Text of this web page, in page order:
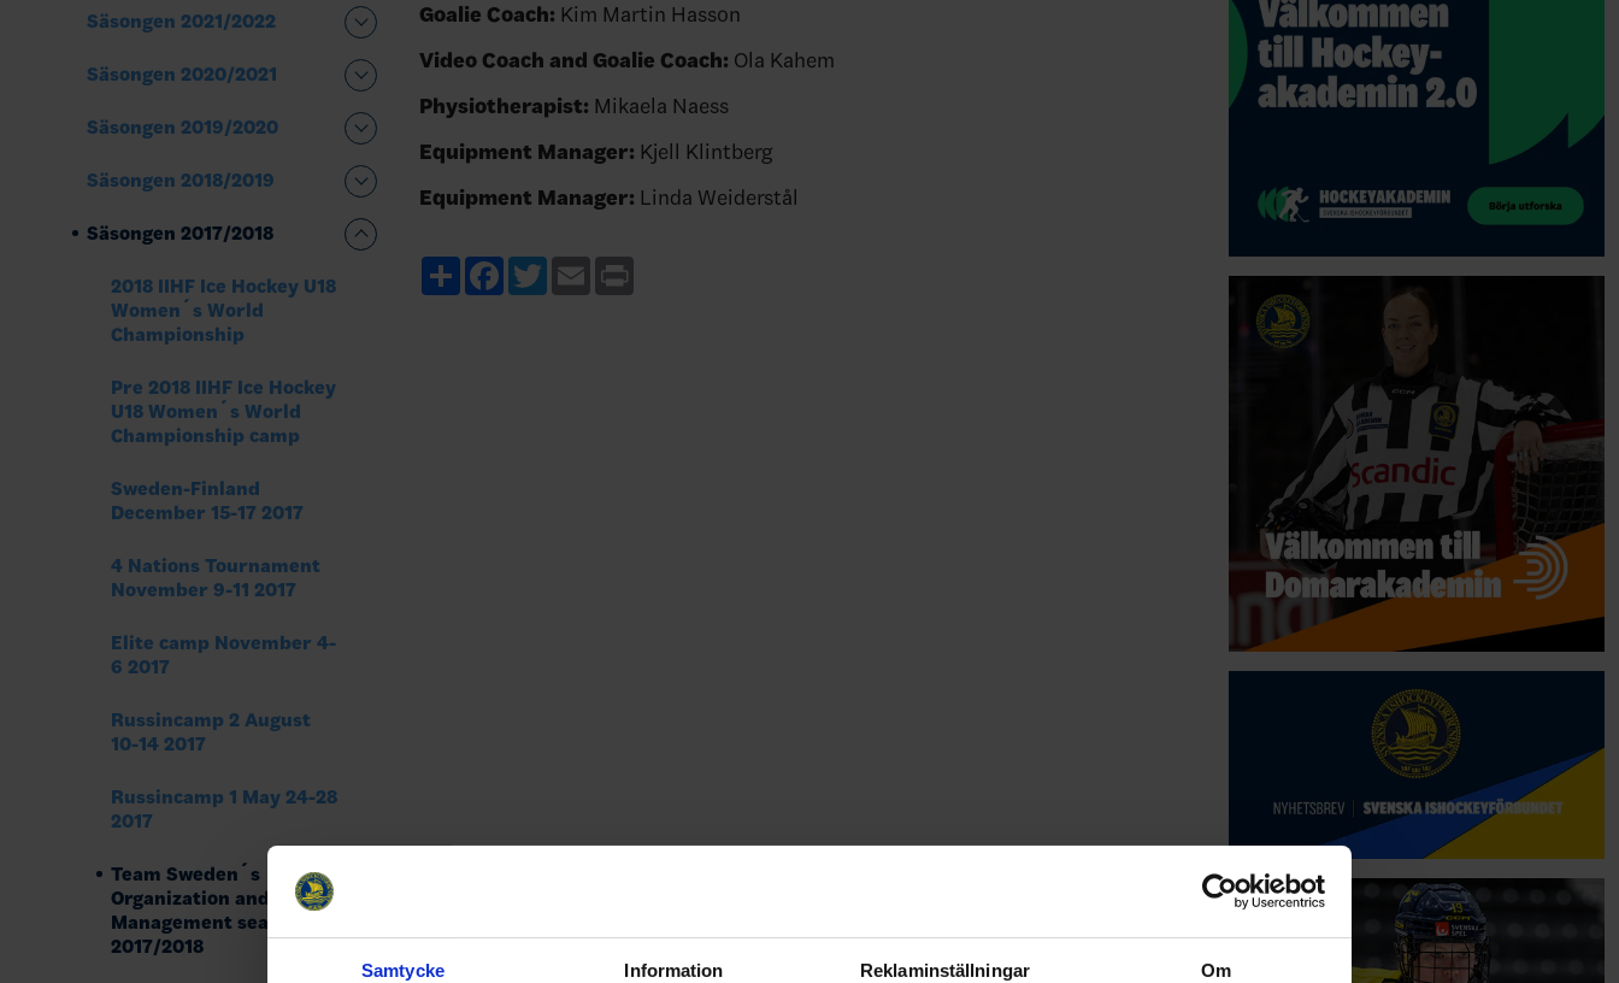
Samtycke Information Reklaminställningar Om
Säsongen 2021/2022
Säsongen 2020/2021
Säsongen 2019/2020
Säsongen 2018/2019
Säsongen 2017/2018
2018 IIHF Ice Hockey U18
Women´s World
Championship
Pre 2018 IIHF Ice Hockey
U18 Women´s World
Championship camp
Sweden-Finland
December 15-17 2017
4 Nations Tournament
November 9-11 2017
Elite camp November 4-
6 2017
Russincamp 2 August
10-14 2017
Russincamp 1 May 24-28
2017
Team Sweden´s
Organization and Team
Management season
2017/2018
Goalie Coach: Kim Martin Hasson
Video Coach and Goalie Coach: Ola Kahem
Physiotherapist: Mikaela Naess
Equipment Manager: Kjell Klintberg
Equipment Manager: Linda Weiderstål
ShareFacebook
TwitterEmail